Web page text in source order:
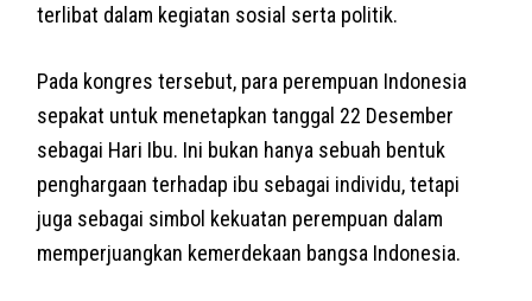
terlibat dalam kegiatan sosial serta politik.
Pada kongres tersebut, para perempuan Indonesia
sepakat untuk menetapkan tanggal 22 Desember
sebagai Hari Ibu. Ini bukan hanya sebuah bentuk
penghargaan terhadap ibu sebagai individu, tetapi
juga sebagai simbol kekuatan perempuan dalam
memperjuangkan kemerdekaan bangsa Indonesia.